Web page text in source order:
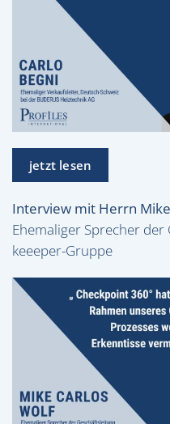
jetzt lesen
Interview mit Herrn
Ehemaliger Sprecher
keeeper-Gruppe